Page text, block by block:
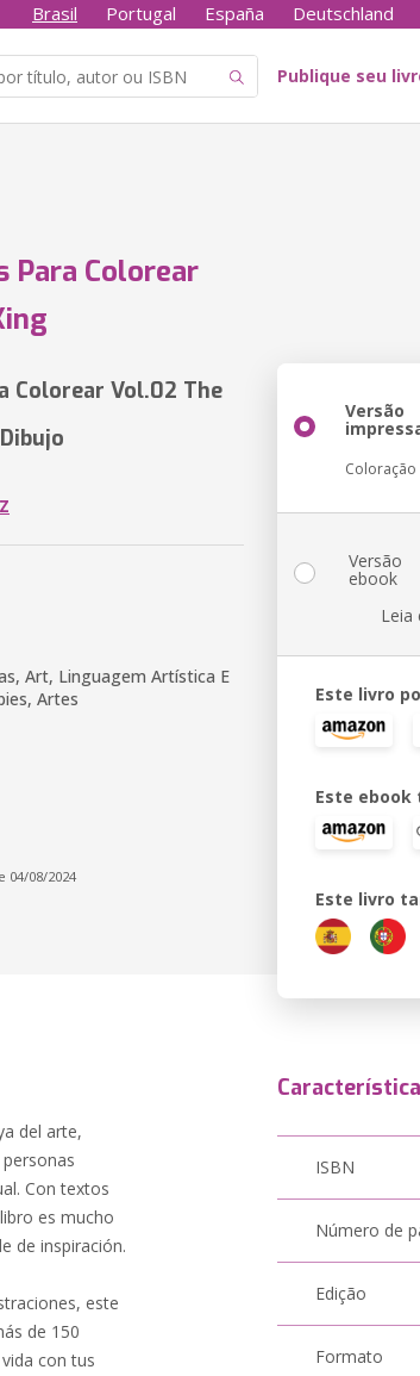
Brasil Portugal España Deutschland
Publique seu
Para Colorear
Colorear Vol.02 The
Art, Linguagem Artística E
Artes
04/08/2024
Versão
Coloração
Versão
ebook
Leia
Este livro
Este ebook
Este livro
del arte,
Con textos
es mucho
de inspiración.
este
de 150
con tus
ISBN
Número de
Edição
Formato